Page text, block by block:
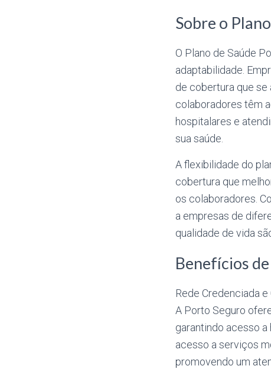
Sobre o
O Plano de Saúde
adaptabilidade.
de cobertura que se
colaboradores têm
hospitalares e
sua saúde.
A flexibilidade do
cobertura que
os colaboradores.
a empresas de
qualidade de vida
Benefícios
Rede Credenciada
A Porto Seguro
garantindo acesso
acesso a serviços
promovendo um